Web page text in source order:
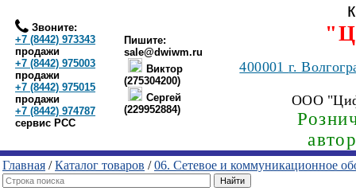
Звоните:
+7 (8442) 973343
продажи
+7 (8442) 975003
продажи
+7 (8442) 975015
продажи
+7 (8442) 974787
сервис РСС
Пишите:
sale@dwiwm.ru
Виктор
(275304200)
Сергей
(229952884)
400001г.
ООО
Главная /Каталог товаров /06. Сетевое и коммуникационное